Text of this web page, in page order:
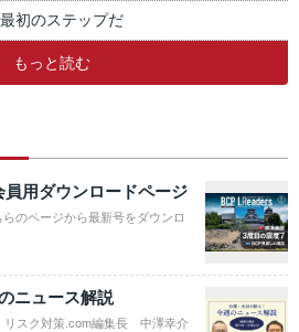
初のステップだ
もっと読む
用ダウンロードページ
のページから最新号をダウンロ
ニュース解説
リスク対策.com編集長 中澤幸介